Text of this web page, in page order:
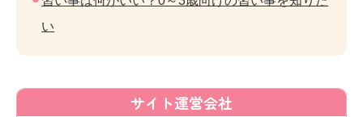
い
サイト運営会社